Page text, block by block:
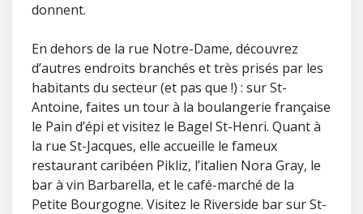
donnent.
En dehors de la rue Notre-Dame, découvrez
d’autres endroits branchés et très prisés par les
habitants du secteur (et pas que !) : sur St-
Antoine, faites un tour à la boulangerie française
le Pain d’épi et visitez le Bagel St-Henri. Quant à
la rue St-Jacques, elle accueille le fameux
restaurant caribéen Pikliz, l’italien Nora Gray, le
bar à vin Barbarella, et le café-marché de la
Petite Bourgogne. Visitez le Riverside bar sur St-